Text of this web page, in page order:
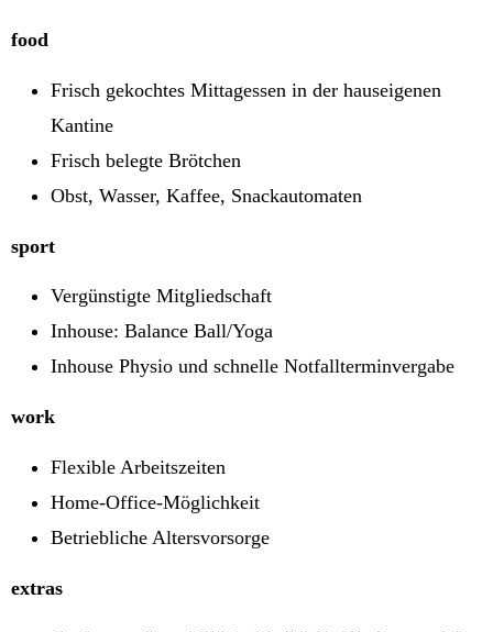
food
Frisch gekochtes Mittagessen in der hauseigenen
Kantine
Frisch belegte Brötchen
Obst, Wasser, Kaffee, Snackautomaten
sport
Vergünstigte Mitgliedschaft
Inhouse: Balance Ball/Yoga
Inhouse Physio und schnelle Notfallterminvergabe
work
Flexible Arbeitszeiten
Home-Office-Möglichkeit
Betriebliche Altersvorsorge
extras